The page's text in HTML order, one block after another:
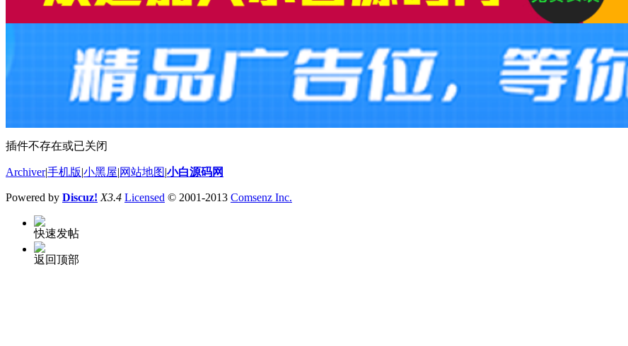
插件不存在或已关闭
Archiver|手机版 小黑屋 网站地图 小白源码网
Powered by Discuz! X3.4 Licensed © 2001-2013 Comsenz Inc.
快速发帖
返回顶部